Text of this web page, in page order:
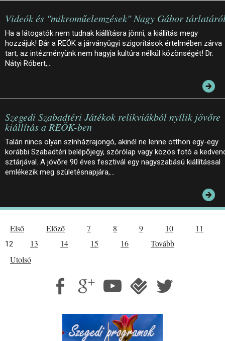
Videók és "mikroműelemzések" Nagy Gábor
Ha a látogatók nem tudnak kiállításra jönni, a kiállítás megy
hozzájuk! Bár a REÖK a járványügyi szigorítások értelmében zárva
tart, az intézményünk nem hagyja kultúra nélkül közönségét! Dr.
Nátyi Róbert,…
Szegedi Szabadtéri Játékok relikviákból nyílik jövőre
kiállítás a REÖK-ben
Talán nincs olyan színházrajongó, akinél ne lenne otthon egy-egy
korábbi Szabadtéri belépőjegy, szórólap vagy közös fotó a
sztárjával. A jövőre 90 éves fesztivál egy nagyszabású kiállítással
emlékezik meg születésnapjára,…
Első Előző 7 8 9 10 11
12 13 14 15 16
Tovább
Utolsó